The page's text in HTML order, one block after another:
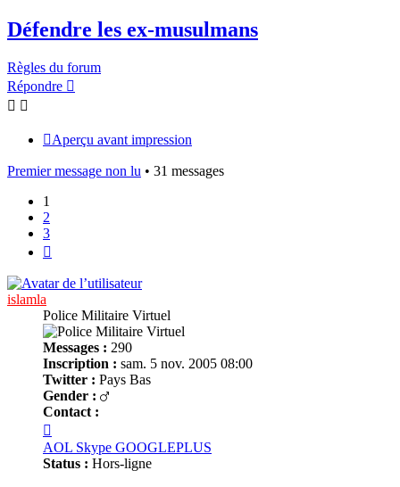
Défendre les ex-musulmans
Règles du forum
Répondre
Aperçu avant impression
Premier message non lu • 31 messages
1
2
3
islamla
Police Militaire Virtuel
Messages : 290
Inscription : sam. 5 nov. 2005 08:00
Twitter : Pays Bas
Gender :
Contact :
islamla
AOL Skype GOOGLEPLUS
Status : Hors-ligne